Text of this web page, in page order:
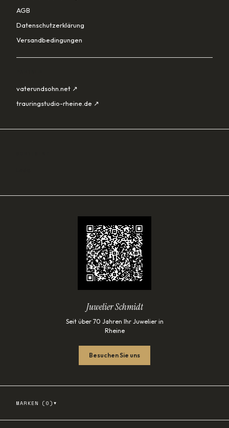
AGB
Datenschutzerklärung
Versandbedingungen
vaterundsohn.net ↗
trauringstudio-rheine.de ↗
Juwelier Schmidt
Seit über 70 Jahren Ihr Juwelier in
Rheine
Besuchen Sie uns
MARKEN ( 0 ) ▾